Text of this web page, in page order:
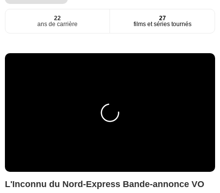
22
ans de carrière
27
films et séries tournés
L'Inconnu du Nord-Express Bande-annonce VO